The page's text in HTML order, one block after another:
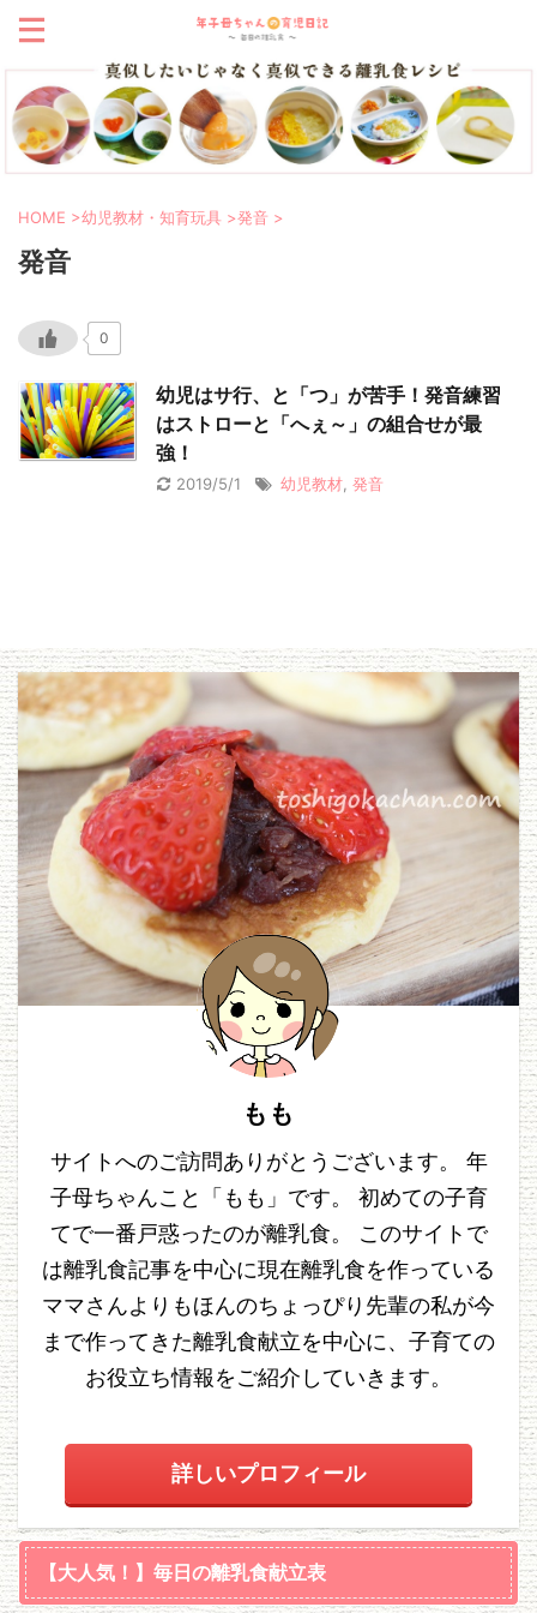
HOME >幼児教材・知育玩具 >発音 >
発音
0
幼児はサ行、と「つ」が苦手！発音練習
はストローと「へぇ～」の組合せが最
強！
2019/5/1 幼児教材 発音
もも
サイトへのご訪問ありがとうございます。 年
子母ちゃんこと「もも」です。 初めての子育
てで一番戸惑ったのが離乳食。 このサイトで
は離乳食記事を中心に現在離乳食を作っている
ママさんよりもほんのちょっぴり先輩の私が今
まで作ってきた離乳食献立を中心に、子育ての
お役立ち情報をご紹介していきます。
詳しいプロフィール
【大人気！】毎日の離乳食献立表